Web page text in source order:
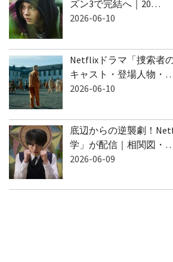
ズン3で完結へ｜20…
2026-06-10
Netflixドラマ「捜索者
キャスト・登場人物・
2026-06-10
底辺からの逆襲劇！
学」が配信｜相関図・
2026-06-09